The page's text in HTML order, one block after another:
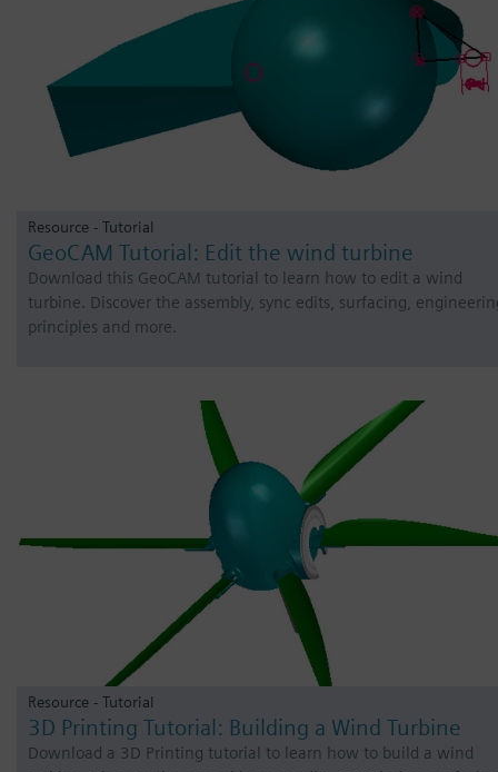
Resource - Tutorial
GeoCAM Tutorial: Edit the wind turbine
Download this GeoCAM tutorial to learn how to edit a wind
turbine. Discover the assembly, sync edits, surfacing,
principles and more.
Resource - Tutorial
3D Printing Tutorial: Building a Wind Turbine
Download a 3D Printing tutorial to learn how to build a wind